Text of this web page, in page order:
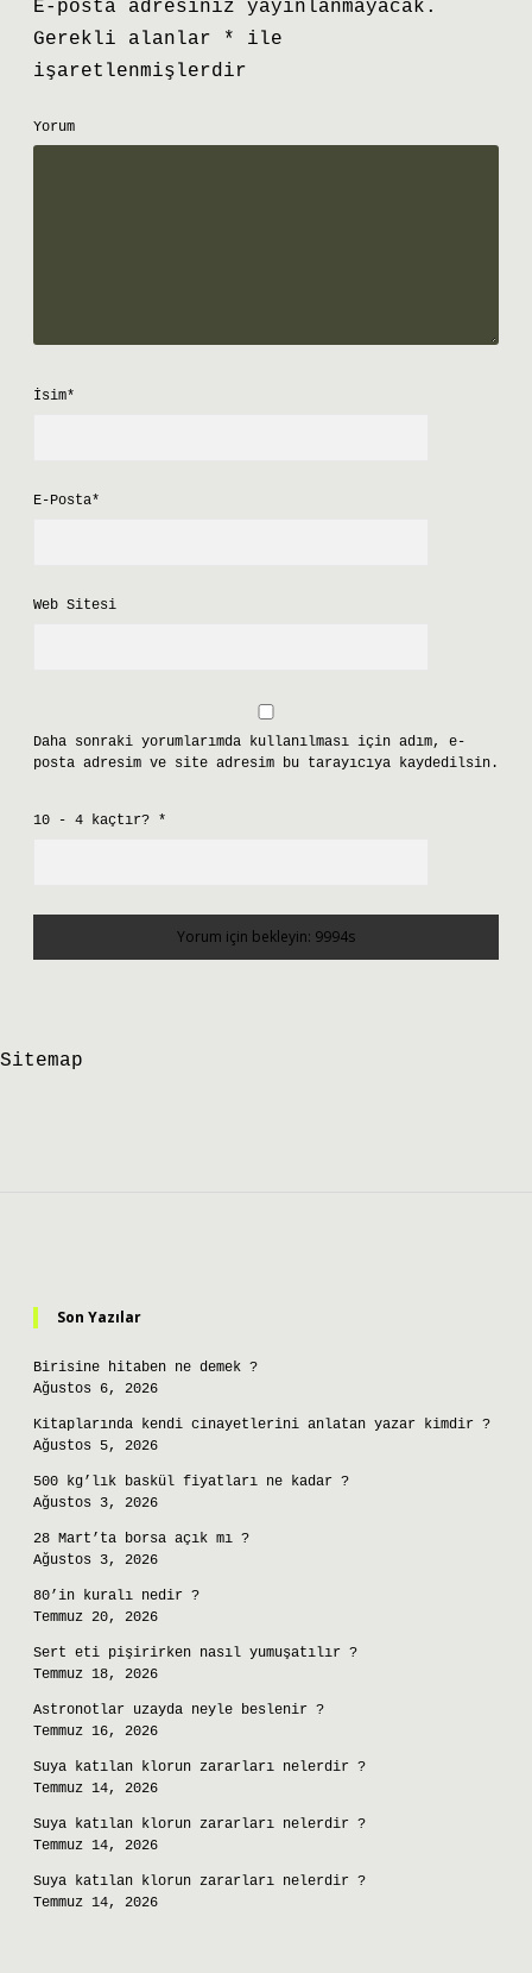
E-posta adresiniz yayınlanmayacak.
Gerekli alanlar
*
ile
işaretlenmişlerdir
Yorum
İsim*
E-Posta*
Web Sitesi
Daha sonraki yorumlarımda kullanılması için adım, e-
posta adresim ve site adresim bu tarayıcıya kaydedilsin.
10 - 4 kaçtır? *
Sitemap
Son Yazılar
Birisine hitaben ne demek ?
Ağustos 6, 2026
Kitaplarında kendi cinayetlerini anlatan yazar kimdir ?
Ağustos 5, 2026
500 kg’lık baskül fiyatları ne kadar ?
Ağustos 3, 2026
28 Mart’ta borsa açık mı ?
Ağustos 3, 2026
80’in kuralı nedir ?
Temmuz 20, 2026
Sert eti pişirirken nasıl yumuşatılır ?
Temmuz 18, 2026
Astronotlar uzayda neyle beslenir ?
Temmuz 16, 2026
Suya katılan klorun zararları nelerdir ?
Temmuz 14, 2026
Suya katılan klorun zararları nelerdir ?
Temmuz 14, 2026
Suya katılan klorun zararları nelerdir ?
Temmuz 14, 2026